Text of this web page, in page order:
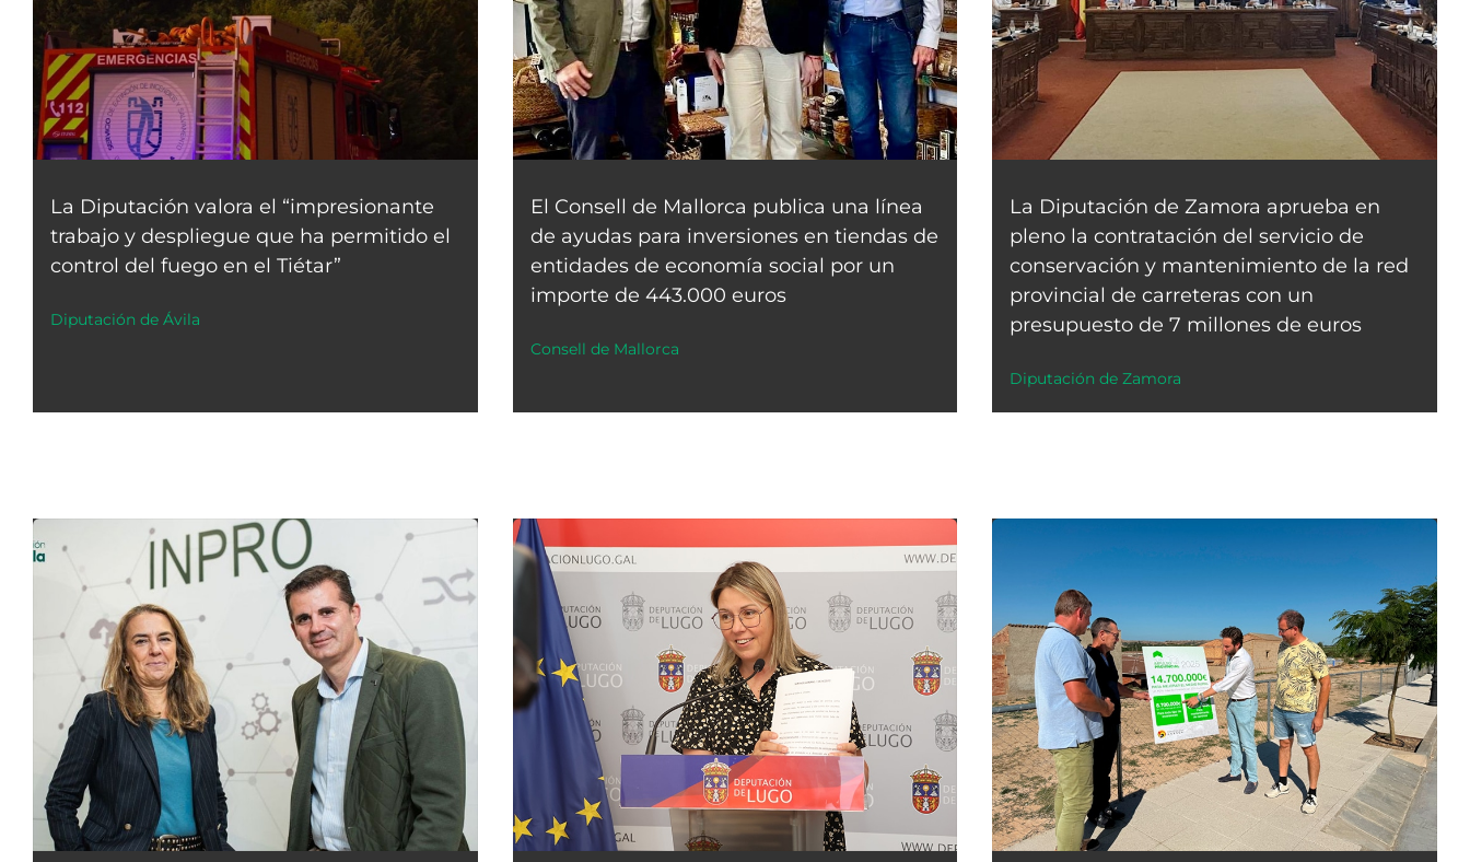
La Diputación valora el “impresionante
trabajo y despliegue que ha permitido el
control del fuego en el Tiétar”
Diputación de Ávila
El Consell de Mallorca publica una línea
de ayudas para inversiones en tiendas de
entidades de economía social por un
importe de 443.000 euros
Consell de Mallorca
La Diputación de Zamora aprueba en
pleno la contratación del servicio de
conservación y mantenimiento de la red
provincial de carreteras con un
presupuesto de 7 millones de euros
Diputación de Zamora